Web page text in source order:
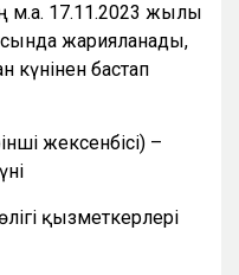
м.а. 17.11.2023 жылғы
жарияланады,
күнінен бастап
жексенбісі) –
қызметкерлері